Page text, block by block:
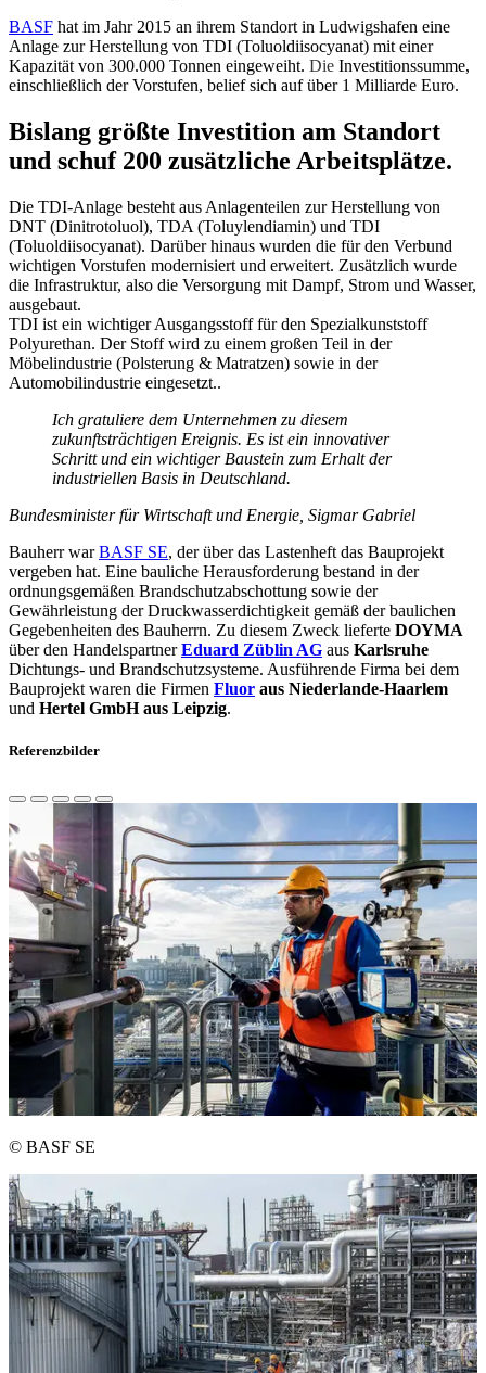
BASF hat im Jahr 2015 an ihrem Standort in Ludwigshafen eine
Anlage zur Herstellung von TDI (Toluoldiisocyanat) mit einer
Kapazität von 300.000 Tonnen eingeweiht. Die Investitionssumme,
einschließlich der Vorstufen, belief sich auf über 1 Milliarde Euro.
Bislang größte Investition am Standort
und schuf 200 zusätzliche Arbeitsplätze.
Die TDI-Anlage besteht aus Anlagenteilen zur Herstellung von
DNT (Dinitrotoluol), TDA (Toluylendiamin) und TDI
(Toluoldiisocyanat). Darüber hinaus wurden die für den Verbund
wichtigen Vorstufen modernisiert und erweitert. Zusätzlich wurde
die Infrastruktur, also die Versorgung mit Dampf, Strom und Wasser,
ausgebaut.
TDI ist ein wichtiger Ausgangsstoff für den Spezialkunststoff
Polyurethan. Der Stoff wird zu einem großen Teil in der
Möbelindustrie (Polsterung & Matratzen) sowie in der
Automobilindustrie eingesetzt..
Ich gratuliere dem Unternehmen zu diesem
zukunftsträchtigen Ereignis. Es ist ein innovativer
Schritt und ein wichtiger Baustein zum Erhalt der
industriellen Basis in Deutschland.
Bundesminister für Wirtschaft und Energie, Sigmar Gabriel
Bauherr warBASF SE, der über das Lastenheft das Bauprojekt
vergeben hat. Eine bauliche Herausforderung bestand in der
ordnungsgemäßen Brandschutzabschottung sowie der
Gewährleistung der Druckwasserdichtigkeit gemäß der baulichen
Gegebenheiten des Bauherrn. Zu diesem Zweck lieferte DOYMA
über den HandelspartnerEduard Züblin AG aus Karlsruhe
Dichtungs- und Brandschutzsysteme. Ausführende Firma bei dem
Bauprojekt waren die Firmen Fluor aus Niederlande-Haarlem
und Hertel GmbH aus Leipzig.
Referenzbilder
© BASF SE